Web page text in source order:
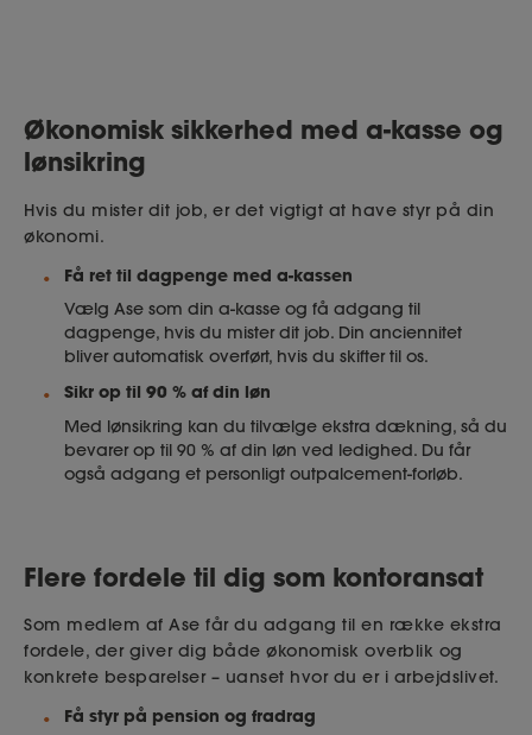
Økonomisk sikkerhed med a-kasse og
lønsikring
Hvis du mister dit job, er det vigtigt at have styr på din
økonomi.
Få ret til dagpenge med a-kassen
Vælg Ase som din a-kasse og få adgang til
dagpenge, hvis du mister dit job. Din anciennitet
bliver automatisk overført, hvis du skifter til os.
Sikr op til 90 % af din løn
Med lønsikring kan du tilvælge ekstra dækning, så du
bevarer op til 90 % af din løn ved ledighed. Du får
også adgang et personligt outpalcement-forløb.
Flere fordele til dig som kontoransat
Som medlem af Ase får du adgang til en række ekstra
fordele, der giver dig både økonomisk overblik og
konkrete besparelser – uanset hvor du er i arbejdslivet.
Få styr på pension og fradrag